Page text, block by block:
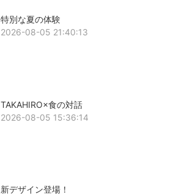
特別な夏の体験
2026-08-05 21:40:13
TAKAHIRO×食の対話
2026-08-05 15:36:14
新デザイン登場！